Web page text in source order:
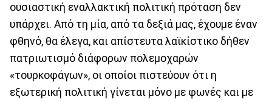
ουσιαστική εναλλακτική πολιτική πρόταση δεν
υπάρχει. Από τη μία, από τα δεξιά μας, έχουμε έναν
φθηνό, θα έλεγα, και απίστευτα λαϊκίστικο δήθεν
πατριωτισμό διάφορων πολεμοχαρών
«τουρκοφάγων», οι οποίοι πιστεύουν ότι η
εξωτερική πολιτική γίνεται μόνο με φωνές και με